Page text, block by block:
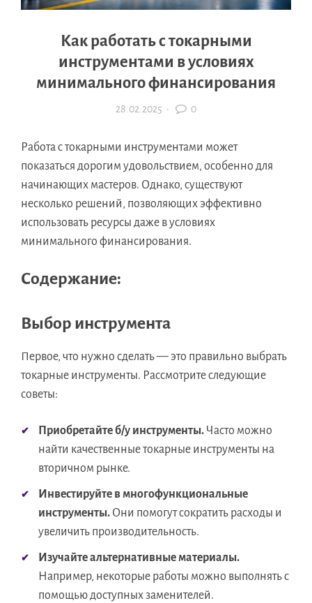
Как работать с токарными
инструментами в условиях
минимального финансирования
28.02.2025 · 0
Работа с токарными инструментами может
показаться дорогим удовольствием, особенно для
начинающих мастеров. Однако, существуют
несколько решений, позволяющих эффективно
использовать ресурсы даже в условиях
минимального финансирования.
Содержание:
Выбор инструмента
Первое, что нужно сделать — это правильно выбрать
токарные инструменты. Рассмотрите следующие
советы:
Приобретайте б/у инструменты. Часто можно
найти качественные токарные инструменты на
вторичном рынке.
Инвестируйте в многофункциональные
инструменты. Они помогут сократить расходы и
увеличить производительность.
Изучайте альтернативные материалы.
Например, некоторые работы можно выполнять с
помощью доступных заменителей.